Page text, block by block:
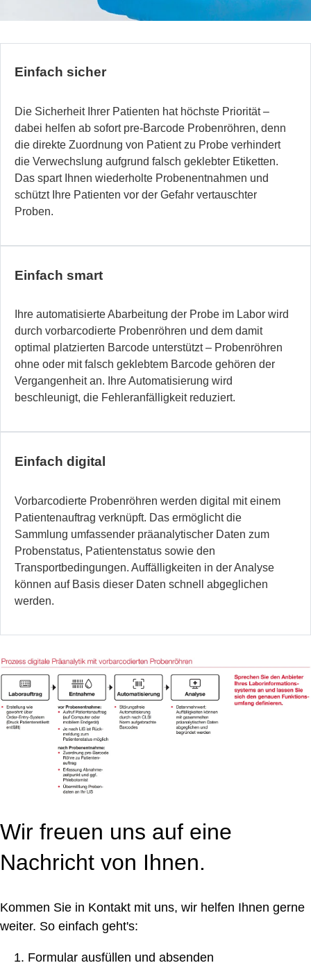
Einfach sicher
Die Sicherheit Ihrer Patienten hat höchste Priorität –
dabei helfen ab sofort pre-Barcode Probenröhren, denn
die direkte Zuordnung von Patient zu Probe verhindert
die Verwechslung aufgrund falsch geklebter Etiketten.
Das spart Ihnen wiederholte Probenentnahmen und
schützt Ihre Patienten vor der Gefahr vertauschter
Proben.
Einfach smart
Ihre automatisierte Abarbeitung der Probe im Labor wird
durch vorbarcodierte Probenröhren und dem damit
optimal platzierten Barcode unterstützt – Probenröhren
ohne oder mit falsch geklebtem Barcode gehören der
Vergangenheit an. Ihre Automatisierung wird
beschleunigt, die Fehleranfälligkeit reduziert.
Einfach digital
Vorbarcodierte Probenröhren werden digital mit einem
Patientenauftrag verknüpft. Das ermöglicht die
Sammlung umfassender präanalytischer Daten zum
Probenstatus, Patientenstatus sowie den
Transportbedingungen. Auffälligkeiten in der Analyse
können auf Basis dieser Daten schnell abgeglichen
werden.
Wir freuen uns auf eine
Nachricht von Ihnen.
Kommen Sie in Kontakt mit uns, wir helfen Ihnen gerne
weiter. So einfach geht's:
Formular ausfüllen und absenden